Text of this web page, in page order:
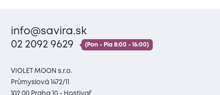
info@savira.sk
02 2092 9629
(Pon - Pia 8:00 - 16:00)
VIOLET MOON s.r.o.
Průmyslová 1472/11
102 00 Praha 10 - Hostivař